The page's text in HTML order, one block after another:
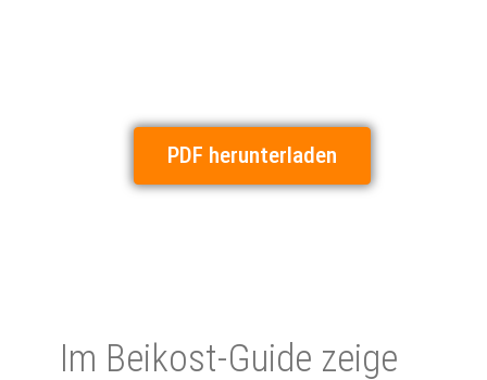
PDF herunterladen
Im Bei­kost-Gui­de zei­ge